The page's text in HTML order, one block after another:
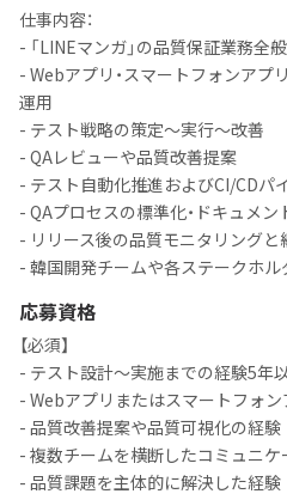
仕事内容：
- 「LINEマンガ」の品質保証業務全般
- Webアプリ・スマートフォンアプ
運用
- テスト戦略の策定〜実行〜改善
- QAレビューや品質改善提案
- テスト自動化推進およびCI/CDパ
- QAプロセスの標準化・ドキュメン
- リリース後の品質モニタリングと
- 韓国開発チームや各ステークホ
応募資格
【必須】
- テスト設計〜実施までの経験5年
- Webアプリまたはスマートフォ
- 品質改善提案や品質可視化の経験
- 複数チームを横断したコミュニケ
- 品質課題を主体的に解決した経験